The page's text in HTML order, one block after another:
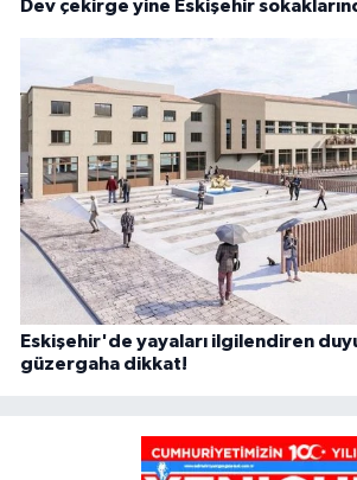
Dev çekirge yine Eskişehir
Eskişehir'de yayaları ilgilendiren
güzergaha dikkat!